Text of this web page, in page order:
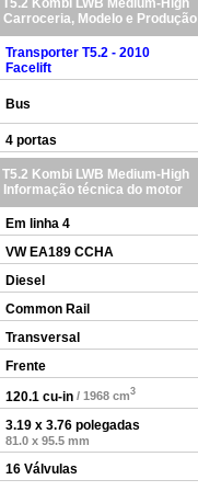
Carroceria, Modelo e Produção
Transporter T5.2 - 2010
Facelift
Bus
4 portas
Kombi LWB Medium-High
Informação técnica do motor
Em linha 4
VW EA189 CCHA
Diesel
Common Rail
Transversal
Frente
120.1 cu-in / 1968 cm3
3.19 x 3.76 polegadas
81.0 x 95.5 mm
16 Válvulas